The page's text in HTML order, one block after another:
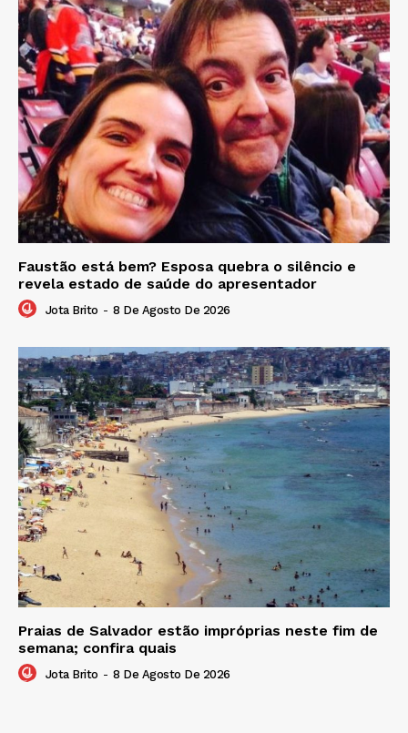
Faustão está bem? Esposa quebra o silêncio e
revela estado de saúde do apresentador
Jota Brito - 8 De Agosto De 2026
Praias de Salvador estão impróprias neste fim de
semana; confira quais
Jota Brito - 8 De Agosto De 2026